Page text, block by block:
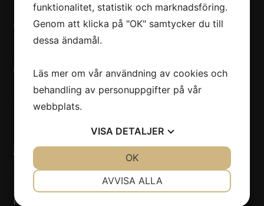
Vill du boka Robin Sohlberg till ert evenemang? Kontakta oss
på Nöjesmetro!
funktionalitet, statistik och marknadsföring.
Genom att klicka på "OK" samtycker du till
dessa ändamål.
Läs mer om vår användning av cookies och
behandling av personuppgifter på vår
webbplats.
VISA DETALJER
AVVISA ALLA
OK